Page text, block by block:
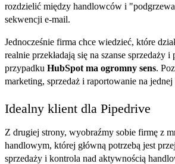
rozdzielić między handlowców i
sekwencji e-mail.
Jednocześnie firma chce wiedzieć, które
realnie przekładają się na szanse sprzedaży
przypadku HubSpot ma ogromny sens.
marketing, sprzedaż i raportowanie na
Idealny klient dla Pipedrive
Z drugiej strony, wyobraźmy sobie firmę z
handlowym, której główną potrzebą jest
sprzedaży i kontrola nad aktywnością